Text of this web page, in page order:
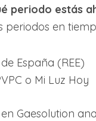
periodo estás
periodos en
España (REE)
o Mi Luz Hoy
Gaesolution